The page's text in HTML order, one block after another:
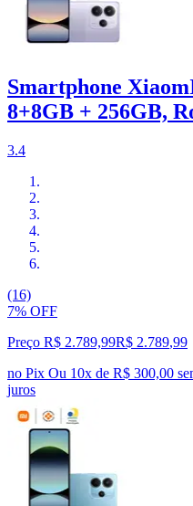
Smartphone
8+8GB + 256GB,
3.4
(16)
7% OFF
Preço R$ 2.789,99R$ 2.789,99
no Pix Ou 10x de R$ 300,00
juros